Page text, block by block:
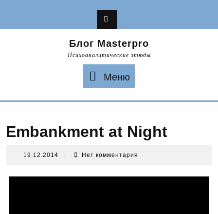
Блог Masterpro
Психоаналитические этюды
Меню
Embankment at Night
19.12.2014 19.12.2014Нет комментария